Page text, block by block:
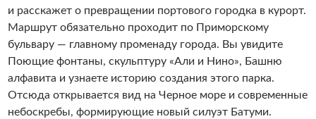
и расскажет о превращении портового городка в курорт.
Маршрут обязательно проходит по Приморскому
бульвару — главному променаду города. Вы увидите
Поющие фонтаны, скульптуру «Али и Нино», Башню
алфавита и узнаете историю создания этого парка.
Отсюда открывается вид на Черное море и современные
небоскребы, формирующие новый силуэт Батуми.